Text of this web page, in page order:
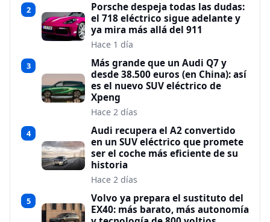
2
Porsche despeja todas las dudas:
el 718 eléctrico sigue adelante y
ya mira más allá del 911
Hace 1 día
3
Más grande que un Audi Q7 y
desde 38.500 euros (en China): así
es el nuevo SUV eléctrico de
Xpeng
Hace 2 días
4
Audi recupera el A2 convertido
en un SUV eléctrico que promete
ser el coche más eficiente de su
historia
Hace 2 días
5
Volvo ya prepara el sustituto del
EX40: más barato, más autonomía